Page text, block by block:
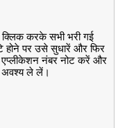
करके सभी भरी गई
होने पर उसे सुधारें और फिर
नंबर नोट करें और
अवश्य ले लें।